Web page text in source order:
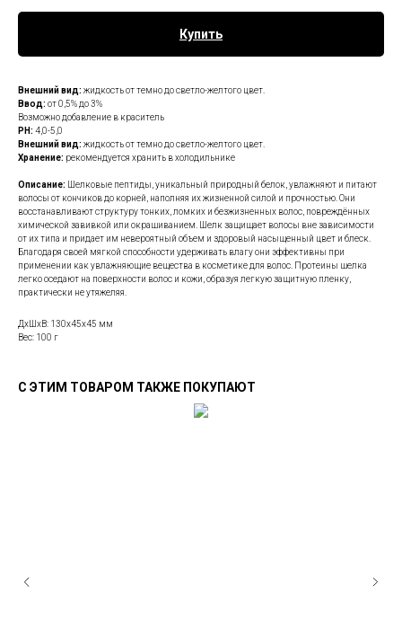
Купить
Внешний вид: жидкость от темно до светло-желтого цвет.
Ввод: от 0,5% до 3%
Возможно добавление в краситель
РH: 4,0-5,0
Внешний вид: жидкость от темно до светло-желтого цвет.
Хранение: рекомендуется хранить в холодильнике
Описание:
Шелковые пептиды, уникальный природный белок, увлажняют и питают
волосы от кончиков до корней, наполняя их жизненной силой и прочностью. Они
восстанавливают структуру тонких, ломких и безжизненных волос, повреждённых
химической завивкой или окрашиванием. Шелк защищает волосы вне зависимости
от их типа и придает им невероятный объем и здоровый насыщенный цвет и блеск.
Благодаря своей мягкой способности удерживать влагу они эффективны при
применении как увлажняющие вещества в косметике для волос. Протеины шелка
легко оседают на поверхности волос и кожи, образуя легкую защитную пленку,
практически не утяжеляя.
ДxШxВ: 130x45x45 мм
Вес: 100 г
С ЭТИМ ТОВАРОМ ТАКЖЕ ПОКУПАЮТ